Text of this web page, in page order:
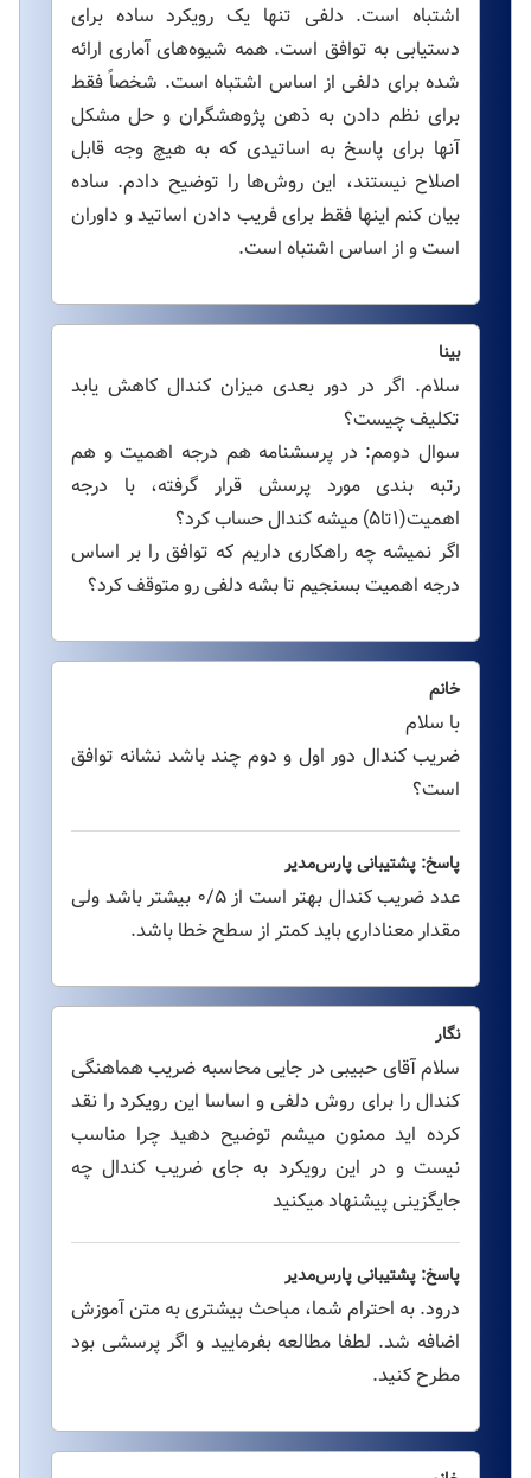
اشتباه است. دلفی تنها یک رویکرد ساده برای
دستیابی به توافق است. همه شیوه‌های آماری ارائه
شده برای دلفی از اساس اشتباه است. شخصاً فقط
برای نظم دادن به ذهن پژوهشگران و حل مشکل
آنها برای پاسخ به اساتیدی که به هیچ وجه قابل
اصلاح نیستند، این روش‌ها را توضیح دادم. ساده
بیان کنم اینها فقط برای فریب دادن اساتید و داوران
است و از اساس اشتباه است.
بینا
سلام. اگر در دور بعدی میزان کندال کاهش یابد
تکلیف چیست؟
سوال دومم: در پرسشنامه هم درجه اهمیت و هم
رتبه بندی مورد پرسش قرار گرفته، با درجه
اهمیت(۱تا۵) میشه کندال حساب کرد؟
اگر نمیشه چه راهکاری داریم که توافق را بر اساس
درجه اهمیت بسنجیم تا بشه دلفی رو متوقف کرد؟
خانم
با سلام
ضریب کندال دور اول و دوم چند باشد نشانه توافق
است؟
پاسخ: پشتیبانی پارس‌مدیر
عدد ضریب کندال بهتر است از ۰/۵ بیشتر باشد ولی
مقدار معناداری باید کمتر از سطح خطا باشد.
نگار
سلام آقای حبیبی در جایی محاسبه ضریب هماهنگی
کندال را برای روش دلفی و اساسا این رویکرد را نقد
کرده اید ممنون میشم توضیح دهید چرا مناسب
نیست و در این رویکرد به جای ضریب کندال چه
جایگزینی پیشنهاد میکنید
پاسخ: پشتیبانی پارس‌مدیر
درود. به احترام شما، مباحث بیشتری به متن آموزش
اضافه شد. لطفا مطالعه بفرمایید و اگر پرسشی بود
مطرح کنید.